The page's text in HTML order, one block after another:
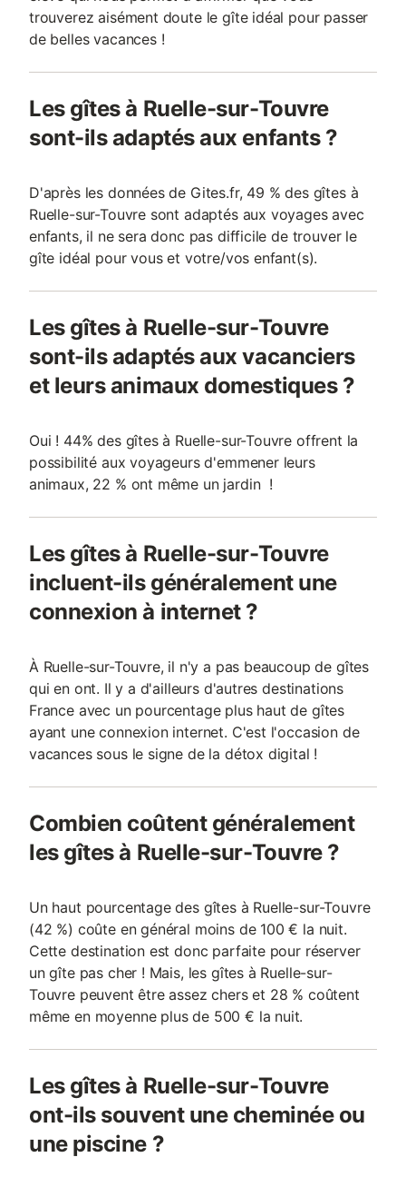
trouverez aisément doute le gîte idéal pour passer
de belles vacances !
Les gîtes à Ruelle-sur-Touvre
sont-ils adaptés aux enfants ?
D'après les données de Gites.fr, 49 % des gîtes à
Ruelle-sur-Touvre sont adaptés aux voyages avec
enfants, il ne sera donc pas difficile de trouver le
gîte idéal pour vous et votre/vos enfant(s).
Les gîtes à Ruelle-sur-Touvre
sont-ils adaptés aux vacanciers
et leurs animaux domestiques ?
Oui ! 44% des gîtes à Ruelle-sur-Touvre offrent la
possibilité aux voyageurs d'emmener leurs
animaux, 22 % ont même un jardin !
Les gîtes à Ruelle-sur-Touvre
incluent-ils généralement une
connexion à internet ?
À Ruelle-sur-Touvre, il n'y a pas beaucoup de gîtes
qui en ont. Il y a d'ailleurs d'autres destinations
France avec un pourcentage plus haut de gîtes
ayant une connexion internet. C'est l'occasion de
vacances sous le signe de la détox digital !
Combien coûtent généralement
les gîtes à Ruelle-sur-Touvre ?
Un haut pourcentage des gîtes à Ruelle-sur-Touvre
(42 %) coûte en général moins de 100 € la nuit.
Cette destination est donc parfaite pour réserver
un gîte pas cher ! Mais, les gîtes à Ruelle-sur-
Touvre peuvent être assez chers et 28 % coûtent
même en moyenne plus de 500 € la nuit.
Les gîtes à Ruelle-sur-Touvre
ont-ils souvent une cheminée ou
une piscine ?